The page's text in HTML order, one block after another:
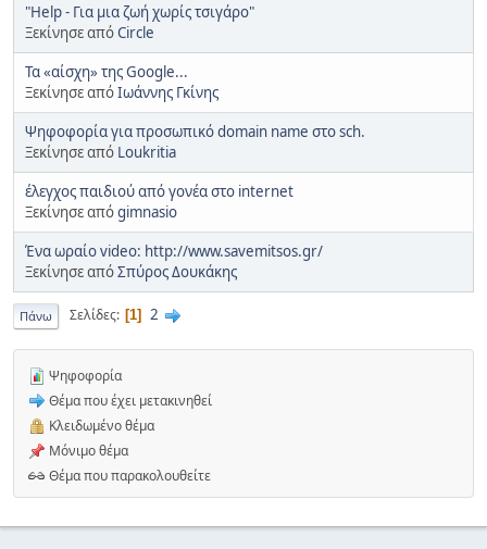
"Help - Για μια ζωή χωρίς τσιγάρο"
Ξεκίνησε απόCircle
Τα «αίσχη» της Google...
Ξεκίνησε απόΙωάννης Γκίνης
Ψηφοφορία για προσωπικό domain name στο sch.
Ξεκίνησε από Loukritia
έλεγχος παιδιού από γονέα στο internet
Ξεκίνησε απόgimnasio
Ένα ωραίο video: http://www.savemitsos.gr/
Ξεκίνησε απόΣπύρος Δουκάκης
Πάνω Σελίδες 1 2
Ψηφοφορία
Θέμα που έχει μετακινηθεί
Κλειδωμένο θέμα
Μόνιμο θέμα
Θέμα που παρακολουθείτε